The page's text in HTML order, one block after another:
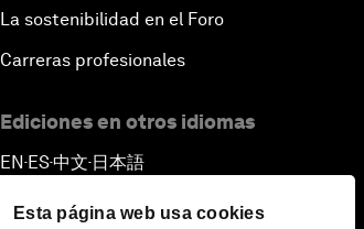
Esta página web usa cookies
La sostenibilidad en el Foro
Carreras profesionales
Ediciones en otros idiomas
EN ▪ ES▪中文▪ 日本語